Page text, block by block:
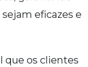
eficazes e
que os clientes